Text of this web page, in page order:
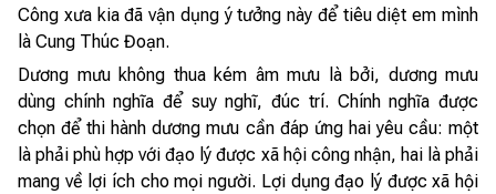
Công xưa kia đã vận dụng ý tưởng này để tiêu diệt em mình
là Cung Thúc Đoạn.
Dương mưu không thua kém âm mưu là bởi, dương mưu
dùng chính nghĩa để suy nghĩ, đúc trí. Chính nghĩa được
chọn để thi hành dương mưu cần đáp ứng hai yêu cầu: một
là phải phù hợp với đạo lý được xã hội công nhận, hai là phải
mang về lợi ích cho mọi người. Lợi dụng đạo lý được xã hội